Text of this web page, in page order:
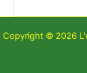
Copyright © 2026